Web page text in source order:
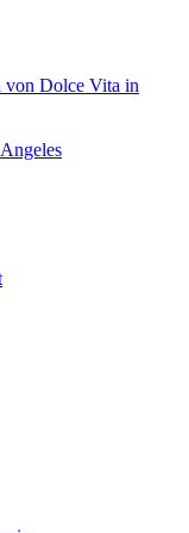
von Dolce Vita in